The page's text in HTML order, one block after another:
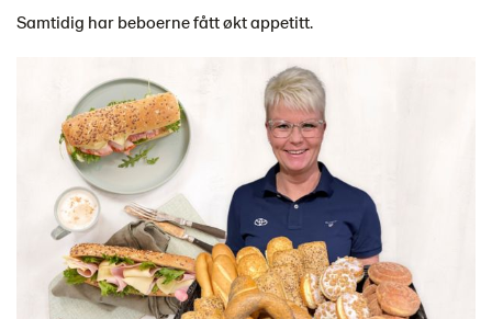
Samtidig har beboerne fått økt appetitt.